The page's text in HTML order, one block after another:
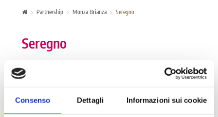
Consenso Dettagli Informazioni sui cookie
Partnership Monza Brianza Seregno
Seregno
I numeri della Dote